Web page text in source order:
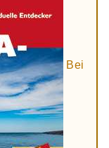
Bei